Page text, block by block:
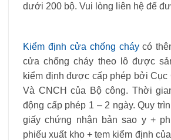
dưới 200 bộ. Vui lòng liên hệ để
Kiểm định cửa chống cháycó
cửa chống cháy theo lô được
kiểm định được cấp phép bởi Cục
Và CNCH của Bộ công. Thời
động cấp phép 1 – 2 ngày. Quy
giấy chứng nhận bản sao y +
phiếu xuất kho + tem kiểm định